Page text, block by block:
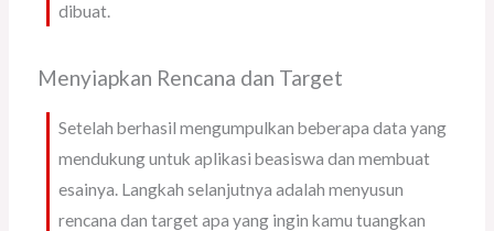
dibuat.
Menyiapkan Rencana dan Target
Setelah berhasil mengumpulkan beberapa data yang
mendukung untuk aplikasi beasiswa dan membuat
esainya. Langkah selanjutnya adalah menyusun
rencana dan target apa yang ingin kamu tuangkan